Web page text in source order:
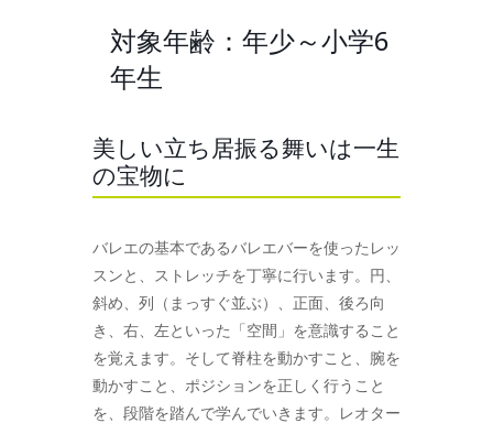
対象年齢：年少～小学6
年生
美しい立ち居振る舞いは一生
の宝物に
バレエの基本であるバレエバーを使ったレッ
スンと、ストレッチを丁寧に行います。円、
斜め、列（まっすぐ並ぶ）、正面、後ろ向
き、右、左といった「空間」を意識すること
を覚えます。そして脊柱を動かすこと、腕を
動かすこと、ポジションを正しく行うこと
を、段階を踏んで学んでいきます。レオター